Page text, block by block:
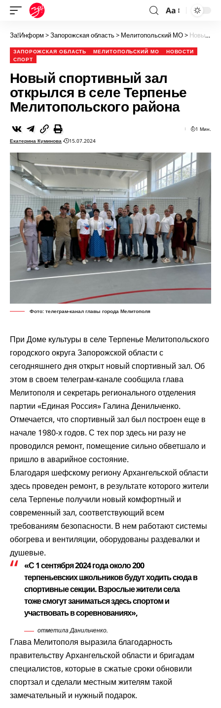
Aa
За!Информ >Запорожская область> Мелитопольский МО> Новый спортивный зал открылся в селе Терпенье Мелитопольского района
ЗАПОРОЖСКАЯ ОБЛАСТЬ МЕЛИТОПОЛЬСКИЙ МО
НОВОСТИ
СПОРТ
Новый спортивный зал
открылся в селе Терпенье
Мелитопольского района
Екатерина Куминова 15.07.2024
1 Мин.
Фото: телеграм-канал главы города Мелитополя
При Доме культуры в селе Терпенье Мелитопольского
городского округа Запорожской области с
сегодняшнего дня открыт новый спортивный зал. Об
этом в своем телеграм-каналесообщила глава
Мелитополя и секретарь регионального отделения
партии «Единая Россия» Галина Денильченко.
Отмечается, что спортивный зал был построен еще в
начале 1980-х годов. С тех пор здесь ни разу не
проводился ремонт, помещение сильно обветшало и
пришло в аварийное состояние.
Благодаря шефскому региону Архангельской области
здесь проведен ремонт, в результате которого жители
села Терпенье получили новый комфортный и
современный зал, соответствующий всем
требованиям безопасности. В нем работают системы
обогрева и вентиляции, оборудованы раздевалки и
душевые.
«С 1 сентября 2024 года около 200
терпеньевских школьников будут ходить сюда в
спортивные секции. Взрослые жители села
тоже смогут заниматься здесь спортом и
участвовать в соревнованиях»,
отметила Данильченко.
Глава Мелитополя выразила благодарность
правительству Архангельской области и бригадам
специалистов, которые в сжатые сроки обновили
спортзал и сделали местным жителям такой
замечательный и нужный подарок.